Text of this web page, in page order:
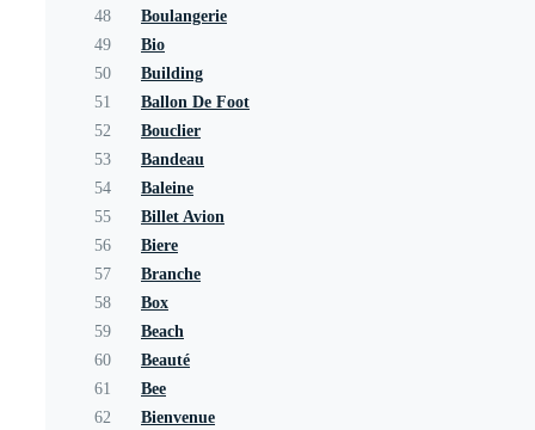
48
Boulangerie
49
Bio
50
Building
51
Ballon De Foot
52
Bouclier
53
Bandeau
54
Baleine
55
Billet Avion
56
Biere
57
Branche
58
Box
59
Beach
60
Beauté
61
Bee
62
Bienvenue